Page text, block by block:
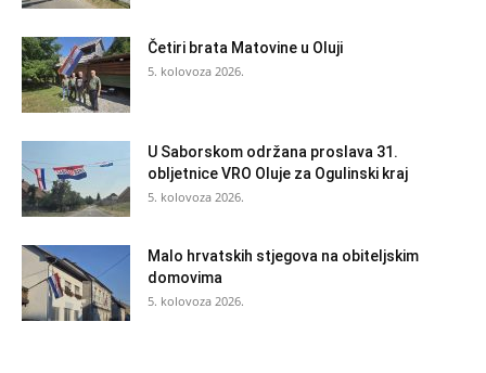
Četiri brata Matovine u Oluji
5. kolovoza 2026.
U Saborskom održana proslava 31.
obljetnice VRO Oluje za Ogulinski kraj
5. kolovoza 2026.
Malo hrvatskih stjegova na obiteljskim
domovima
5. kolovoza 2026.